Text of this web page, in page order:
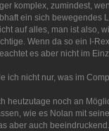
komplex, zumindest,
ein sich bewegendes
auf alles, man ist also,
Wenn da so ein I-
es aber nicht im
ich nicht nur, was im
heutzutage noch an
wie es Nolan mit
aber auch beeindruckend.